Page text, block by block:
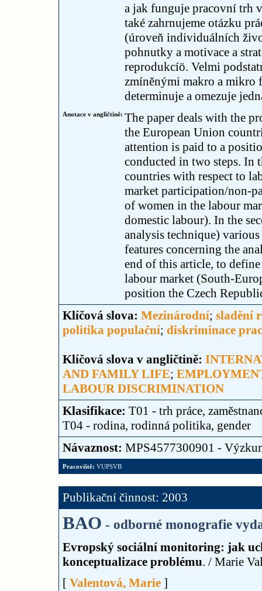
a jak funguje pracovní trh
také zahrnujeme otázku
(úroveň individuálních
pohnutky a motivace a
reprodukcíö. Velmi
zmíněnými makro a mikro
determinuje a omezuje
Anotace v angličtině: The paper deals with the
the European Union
attention is paid to a
conducted in two steps. In
countries with respect to
market participation/non-
of women in the labour
domestic labour). In the
analysis technique)
features concerning the
end of this article, to
labour market (South-
position the Czech
Klíčová slova: Mezinárodní; sladění
politika populační; diskriminace
Klíčová slova v angličtině:
AND FAMILY LIFE;
LABOUR DISCRIMINATION
Klasifikace: T01 - trh práce,
T04 - rodina, rodinná politika, gender
Návaznost: MPS4577300901 -
Pracoviště: VUPSVB
Publikační činnost: 2003
BAO - odborné monografie
Evropský sociální monitoring: jak
konceptualizace problému. / Marie
[ Valentová, Marie ]